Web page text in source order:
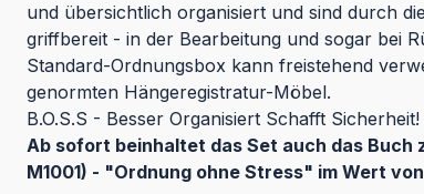
und übersichtlich organisiert und sind durch
griffbereit - in der Bearbeitung und sogar bei
Standard-Ordnungsbox kann freistehend
genormten Hängeregistratur-Möbel.
B.O.S.S - Besser Organisiert Schafft Sicherheit!
Ab sofort beinhaltet das Set auch das Buch
M1001) - "Ordnung ohne Stress" im Wert